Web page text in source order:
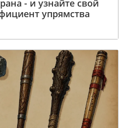
- и узнайте свой
упрямства